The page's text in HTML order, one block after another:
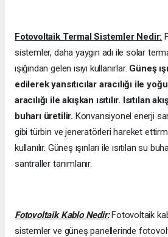
Fotovoltaik Termal Sistemler Nedir:
sistemler, daha yaygın adı ile solar
ışığından gelen ısıyı kullanırlar. Güneş
edilerek yansıtıcılar aracılığı ile
aracılığı ile akışkan ısıtılır. Isıtılan
buharı üretilir. Konvansiyonel enerji
gibi türbin ve jeneratörleri hareket
kullanılır. Güneş ışınları ile ısıtılan su
santraller tanımlanır.
Fotovoltaik Kablo Nedir:Fotovoltaik
sistemler ve güneş panellerinde